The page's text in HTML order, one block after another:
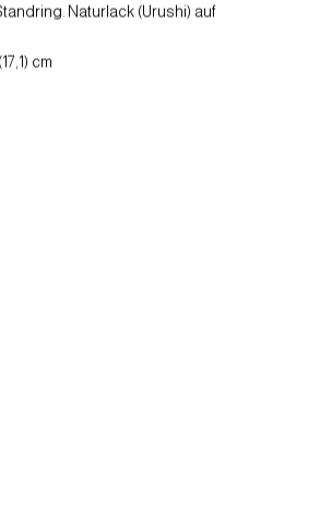
Naturlack (Urushi) auf
cm